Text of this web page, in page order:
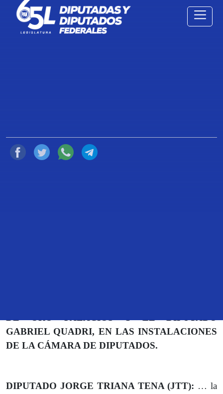
LAS AGRESIONES QUE SUFRIÓ LA
DIPUTADA MARÍA CASTELL DE
ORO PALACIOS Y EL DIPUTADO
GABRIEL QUADRI, EN LAS INSTALACIONES
DE LA CÁMARA DE DIPUTADOS.
DIPUTADO JORGE TRIANA TENA (JTT): … la